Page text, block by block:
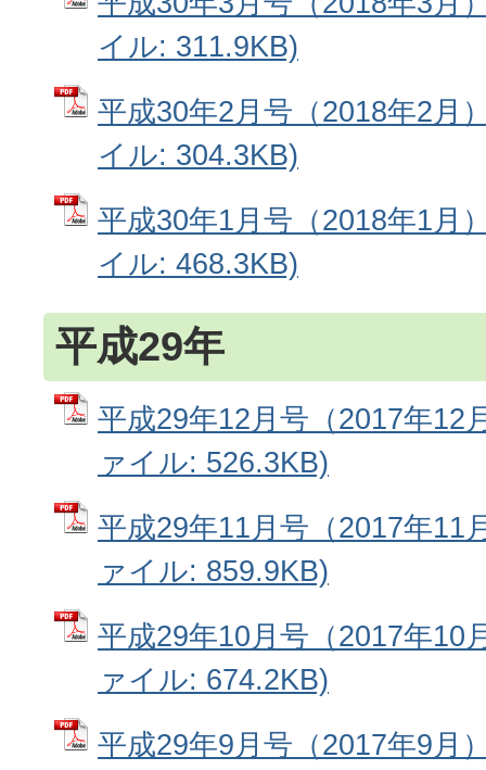
イル: 311.9KB)
平成30年2月号（2018年2月
イル: 304.3KB)
平成30年1月号（2018年1月
イル: 468.3KB)
平成29年
平成29年12月号（2017年12
ァイル: 526.3KB)
平成29年11月号（2017年11
ァイル: 859.9KB)
平成29年10月号（2017年10
ァイル: 674.2KB)
平成29年9月号（2017年9月